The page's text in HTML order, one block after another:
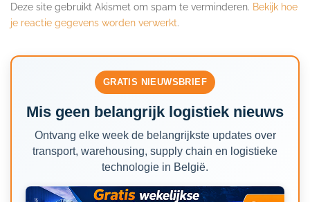
Deze site gebruikt Akismet om spam te verminderen. Bekijk hoe
je reactie gegevens worden verwerkt.
GRATIS NIEUWSBRIEF
Mis geen belangrijk logistiek nieuws
Ontvang elke week de belangrijkste updates over
transport, warehousing, supply chain en logistieke
technologie in België.